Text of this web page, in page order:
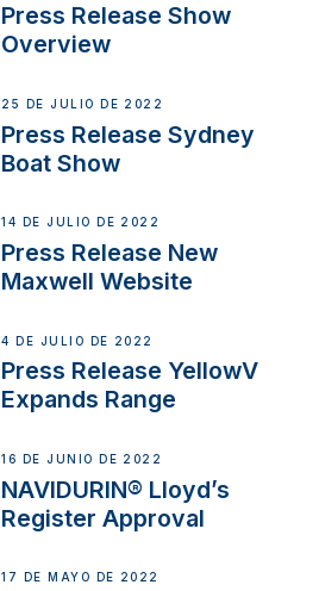
Press Release Show
Overview
25 DE JULIO DE 2022
Press Release Sydney
Boat Show
14 DE JULIO DE 2022
Press Release New
Maxwell Website
4 DE JULIO DE 2022
Press Release YellowV
Expands Range
16 DE JUNIO DE 2022
NAVIDURIN® Lloyd’s
Register Approval
17 DE MAYO DE 2022